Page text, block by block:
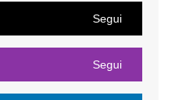
Segui
Segui